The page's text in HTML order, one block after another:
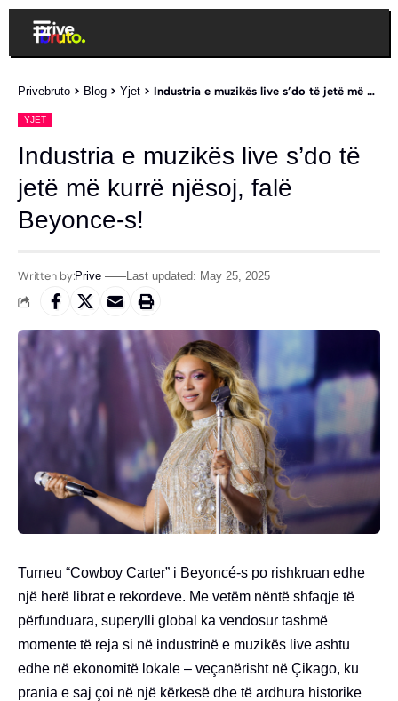
Privebruto > Blog > Yjet > Industria e muzikës live s’do të jetë më kurrë njësoj, falë Beyonce-s!
YJET
Industria e muzikës live s’do të
jetë më kurrë njësoj, falë
Beyonce-s!
Written by:Prive Last updated: May 25, 2025
Turneu “Cowboy Carter” i Beyoncé-s po rishkruan edhe
një herë librat e rekordeve. Me vetëm nëntë shfaqje të
përfunduara, superylli global ka vendosur tashmë
momente të reja si në industrinë e muzikës live ashtu
edhe në ekonomitë lokale – veçanërisht në Çikago, ku
prania e saj çoi në një kërkesë dhe të ardhura historike